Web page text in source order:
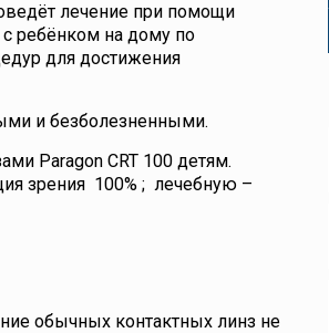
лечение при помощи
с ребёнком на дому по
для достижения
и безболезненными.
Paragon CRT 100 детям.
зрения 100% ; лечебную –
обычных контактных линз не